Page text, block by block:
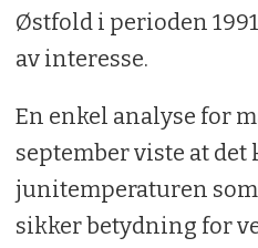
Østfold i perioden
av interesse.
En enkel analyse for
september viste at det
junitemperaturen
sikker betydning for